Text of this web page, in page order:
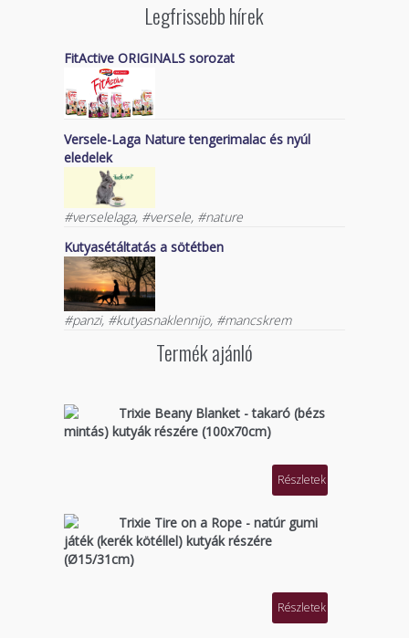
Legfrissebb hírek
FitActive ORIGINALS sorozat
Versele-Laga Nature tengerimalac és nyúl
eledelek
#verselelaga, #versele, #nature
Kutyasétáltatás a sötétben
#panzi, #kutyasnaklennijo, #mancskrem
Termék ajánló
Trixie Beany Blanket - takaró (bézs
mintás) kutyák részére (100x70cm)
Részletek
Trixie Tire on a Rope - natúr gumi
játék (kerék kötéllel) kutyák részére
(Ø15/31cm)
Részletek